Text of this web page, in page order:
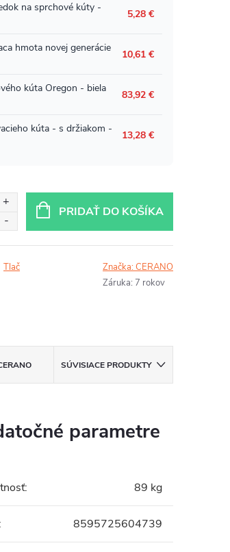
PRIDAŤ DO KOŠÍKA
Tlač Značka:CERANO
Záruka: 7 rokov
SÚVISIACE PRODUKTY
parametre
: 89 kg
: 8595725604739